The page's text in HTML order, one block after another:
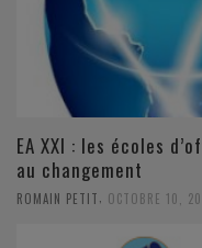
EA XXI : les écoles
au changement
ROMAIN PETIT, OCTOBRE 10,